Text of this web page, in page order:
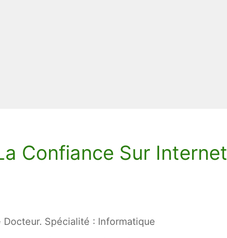
Confiance Sur Internet
Spécialité : Informatique